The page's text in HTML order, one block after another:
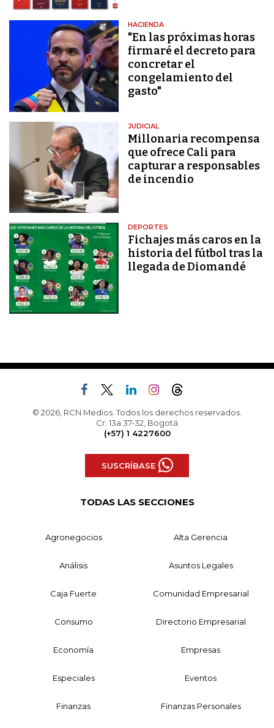
HACIENDA
"En las próximas horas
firmaré el decreto para
concretar el
congelamiento del
gasto"
JUDICIAL
Millonaria recompensa
que ofrece Cali para
capturar a responsables
de incendio
DEPORTES
Fichajes más caros en la
historia del fútbol tras la
llegada de Diomandé
© 2026, RCN Medios. Todos los derechos reservados.
Cr. 13a 37-32, Bogotá
(+57) 1 4227600
SUSCRÍBASE
TODAS LAS SECCIONES
Agronegocios Alta Gerencia
Análisis Asuntos Legales
Caja Fuerte Comunidad Empresarial
Consumo Directorio Empresarial
Economía Empresas
Especiales Eventos
Finanzas Finanzas Personales